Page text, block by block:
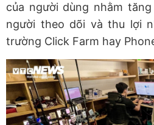
của người dùng nhằm
người theo dõi và thu lợi
trường Click Farm hay